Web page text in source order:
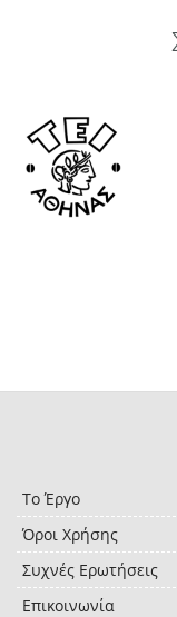
Το Έργο
Όροι Χρήσης
Συχνές Ερωτήσεις
Επικοινωνία